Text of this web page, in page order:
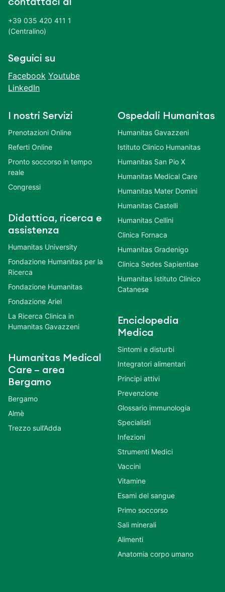
+39 035 420 411 1
(Centralino)
Seguici su
Facebook Youtube
LinkedIn
I nostri Servizi
Prenotazioni Online
Referti Online
Pronto soccorso in tempo
reale
Congressi
Didattica, ricerca e
assistenza
Humanitas University
Fondazione Humanitas per la
Ricerca
Fondazione Humanitas
Fondazione Ariel
La Ricerca Clinica in
Humanitas Gavazzeni
Humanitas Medical
Care – area
Bergamo
Bergamo
Almè
Trezzo sull’Adda
Ospedali Humanitas
Humanitas Gavazzeni
Istituto Clinico Humanitas
Humanitas San Pio X
Humanitas Medical Care
Humanitas Mater Domini
Humanitas Castelli
Humanitas Cellini
Clinica Fornaca
Humanitas Gradenigo
Clinica Sedes Sapientiae
Humanitas Istituto Clinico
Catanese
Enciclopedia
Medica
Sintomi e disturbi
Integratori alimentari
Principi attivi
Prevenzione
Glossario immunologia
Specialisti
Infezioni
Strumenti Medici
Vaccini
Vitamine
Esami del sangue
Primo soccorso
Sali minerali
Alimenti
Anatomia corpo umano